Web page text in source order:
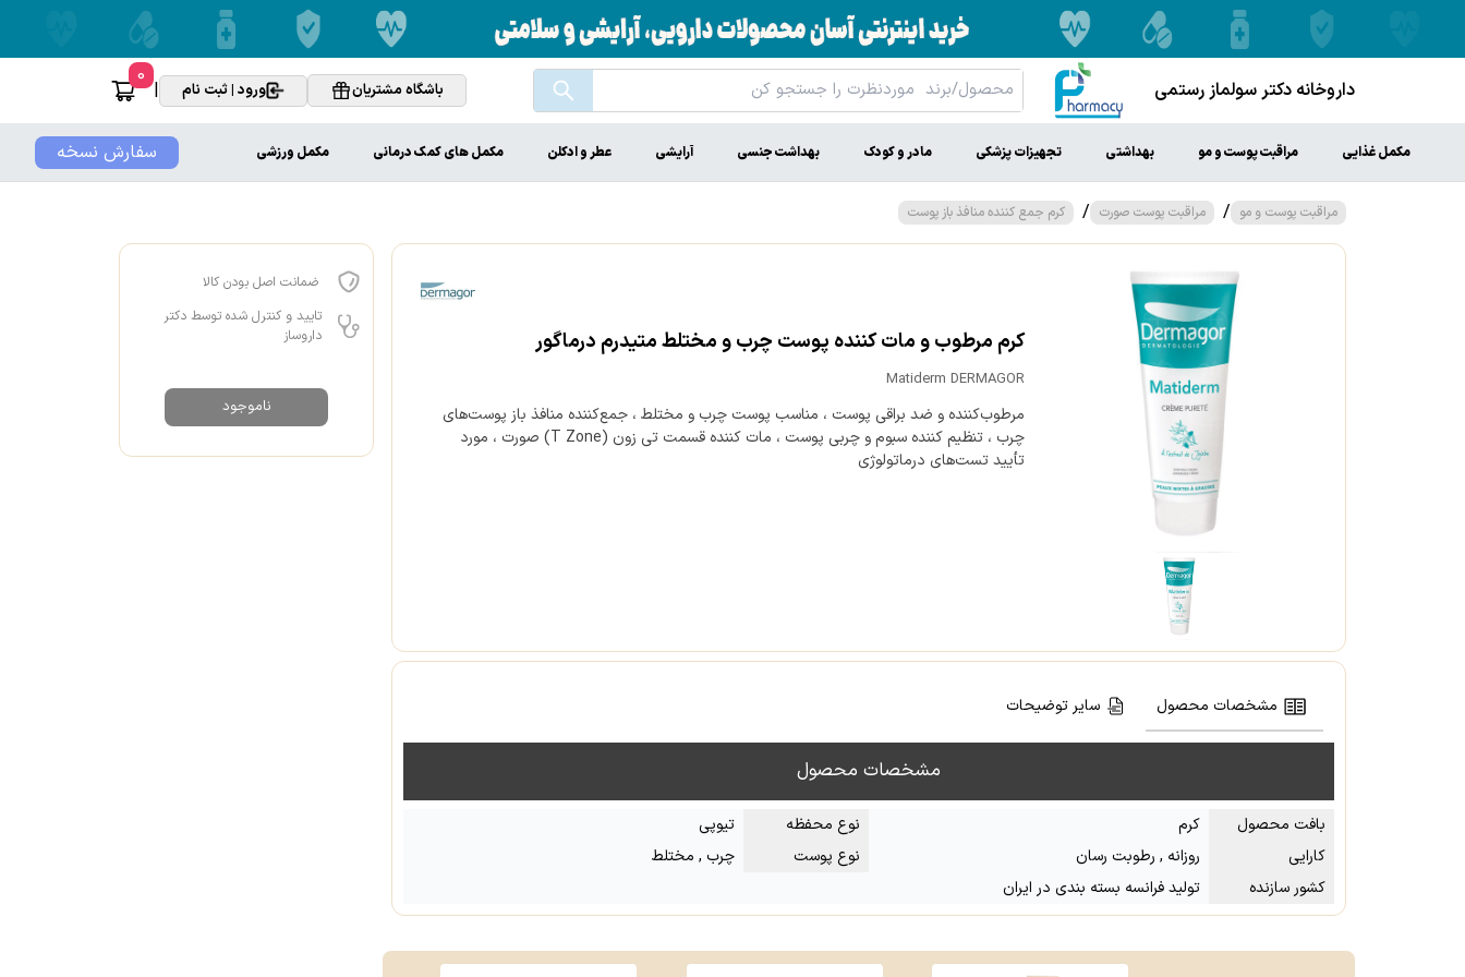
داروخانه دکتر سولماز رستمی باشگاه مشتریان ورود | ثبت نام |
0
سفارش نسخه مکمل غذایی مراقبت پوست و مو بهداشتی تجهیزات پزشکی مادر و کودک بهداشت جنسی آرایشی عطر و ادکلن مکمل های کمک درمانی مکمل ورزشی
مراقبت پوست و مو / مراقبت پوست صورت / کرم جمع کننده منافذ باز پوست
کرم مرطوب و مات کننده پوست چرب و مختلط متیدرم درماگور
Matiderm DERMAGOR
مرطوب‌کننده‌ و‌ ضد‌ براقی‌ پوست ، مناسب‌ پوست‌ چرب‌ و‌ مختلط ، جمع‌کننده منافذ باز پوست‌های
چرب ، تنظیم کننده سبوم و چربی پوست ، مات کننده قسمت تی زون (T Zone) صورت ، مورد
تأیید تست‌های درماتولوژی
مشخصات محصول سایر توضیحات
مشخصات محصول
بافت محصول کرم نوع محفظه
تیوپی
کارایی
روزانه , رطوبت رسان نوع پوست
چرب , مختلط
کشور سازنده
تولید فرانسه بسته بندی در ایران
ضمانت اصل بودن کالا
تایید و کنترل شده توسط دکتر
داروساز
ناموجود